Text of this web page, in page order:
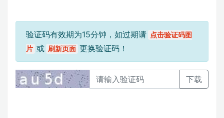
验证码有效期为15分钟，如过期请 点击验证码图
片 或 刷新页面 更换验证码！
下载